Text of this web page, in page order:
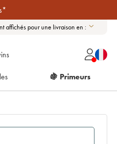
affichés pour une livraison en :
🍇 Primeurs